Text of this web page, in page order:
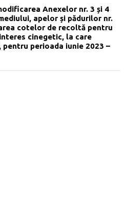
Anexelor nr. 3 și 4
apelor și pădurilor nr.
cotelor de recoltă pentru
cinegetic, la care
perioada iunie 2023 –